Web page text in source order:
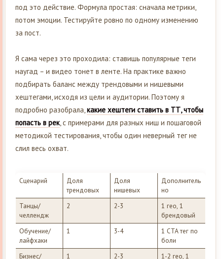
под это действие. Формула простая: сначала метрики,
потом эмоции. Тестируйте ровно по одному изменению
за пост.
Я сама через это проходила: ставишь популярные теги
наугад – и видео тонет в ленте. На практике важно
подбирать баланс между трендовыми и нишевыми
хештегами, исходя из цели и аудитории. Поэтому я
подробно разобрала,какие хештеги ставить в ТТ, чтобы
попасть в рек, с примерами для разных ниш и пошаговой
методикой тестирования, чтобы один неверный тег не
слил весь охват.
Сценарий
Доля
трендовых
Доля
нишевых
Дополнитель
но
Танцы/
челлендж
2 2-3
1 гео, 1
брендовый
Обучение/
лайфхаки
1 3-4
1 CTA тег по
боли
Бизнес/
1 2-3
1-2 гео, 1